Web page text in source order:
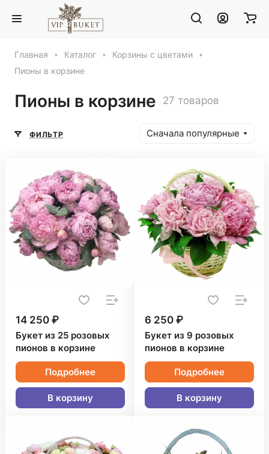
Главная Каталог
Корзины с цветами
Пионы в корзине
Пионы в корзине 27 товаров
ФИЛЬТР Сначала популярные
14 250 ₽
Букет из 25 розовых
пионов в корзине
Подробнее
В корзину
6 250 ₽
Букет из 9 розовых
пионов в корзине
Подробнее
В корзину